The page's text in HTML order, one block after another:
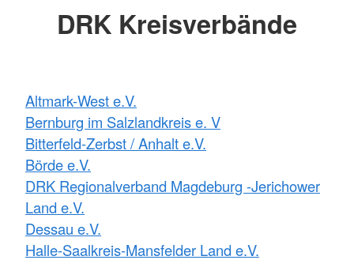
DRK Kreisverbände
Altmark-West e.V.
Bernburg im Salzlandkreis e. V
Bitterfeld-Zerbst / Anhalt e.V.
Börde e.V.
DRK Regionalverband Magdeburg -Jerichower
Land e.V.
Dessau e.V.
Halle-Saalkreis-Mansfelder Land e.V.